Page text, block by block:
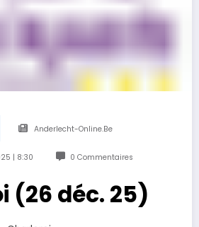
Anderlecht-Online.be
| 8:30 0 Commentaires
(26 déc. 25)